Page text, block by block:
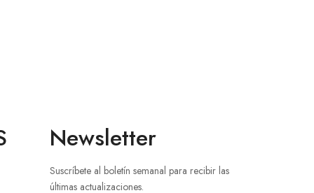
Newsletter
Suscríbete al boletín semanal para recibir las
últimas actualizaciones.